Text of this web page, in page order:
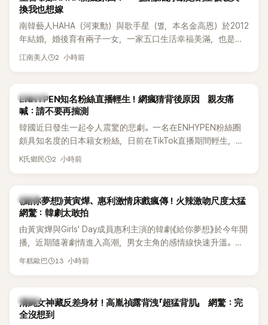
換我也想嫁
南韓藝人HAHA（河東勳）與歌手星（별，本名金高恩）於2012
年結婚，婚後育有兩子一女，一家五口生活幸福美滿，也是韓
國演藝圈公認的模範夫妻。近日，星首度公開當年決定嫁給
江南美人 2 小時前
K-POP
ENHYPEN知名粉絲直播輕生！網瘋猜背後原因 親友痛
喊：請不要再揣測
韓國近日發生一起令人震驚的悲劇。一名在ENHYPEN粉絲圈
頗具知名度的日本籍女粉絲，日前在TikTok直播期間輕生，最
終不幸身亡，消息曝光後震驚韓網，也讓不少粉絲湧入社群平
K氏鄉民 2 小時前
韓劇
《給你夢想》黃寅燁、惠利激情床戲瘋傳！火辣激吻尺度太猛
網驚：韓劇太敢拍
由黃寅燁與Girls' Day成員惠利主演的韓劇《給你夢想》於今年開
播，近期隨著劇情進入高潮，男女主角的感情線快速升溫。最
新播出的第8集不僅上演火辣吻戲，更接連出現床戲橋段，讓
年糕歐巴 13 小時前
韓星
清純女神藏反差身材！高胤禎露背洩「超猛背肌」 網驚：完
全沒想到